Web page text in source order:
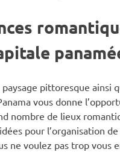
pittoresque ainsi
vous donne
nombre de lieux
pour l’organisation
ne voulez pas trop vous